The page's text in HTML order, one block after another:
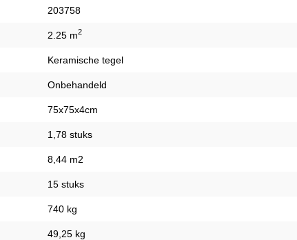
203758
2.25 m2
Keramische tegel
Onbehandeld
75x75x4cm
1,78 stuks
8,44 m2
15 stuks
740 kg
49,25 kg